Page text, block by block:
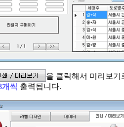
을 클릭해서 미리보기
개씩 출력됩니다.